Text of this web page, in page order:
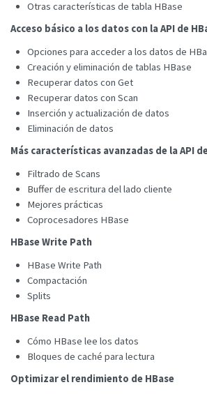
Otras características de tabla HBase
Acceso básico a los datos con la API de
Opciones para acceder a los datos de
Creación y eliminación de tablas HBase
Recuperar datos con Get
Recuperar datos con Scan
Inserción y actualización de datos
Eliminación de datos
Más características avanzadas de la API
Filtrado de Scans
Buffer de escritura del lado cliente
Mejores prácticas
Coprocesadores HBase
HBase Write Path
HBase Write Path
Compactación
Splits
HBase Read Path
Cómo HBase lee los datos
Bloques de caché para lectura
Optimizar el rendimiento de HBase